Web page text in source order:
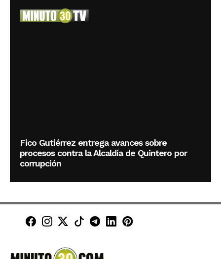
Fico Gutiérrez entrega avances sobre
procesos contra la Alcaldía de Quintero por
corrupción
Minuto30 en Facebook
Minuto30 en Instagram
Minuto30 en X (Twitter)
Minuto30 en TikTok
Canal de Minuto30 en
Minuto30 en LinkedIn
Minuto30 en